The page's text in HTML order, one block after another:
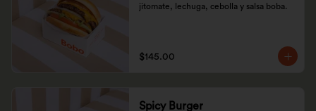
jitomate, lechuga, cebolla y salsa boba.
$145.00
Spicy Burger